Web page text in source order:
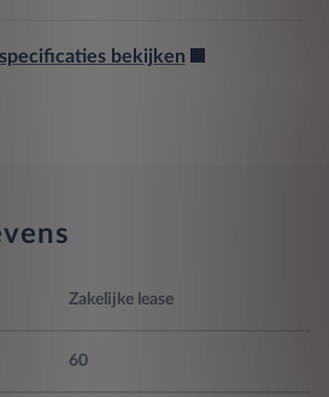
bekijken
Zakelijke lease
60